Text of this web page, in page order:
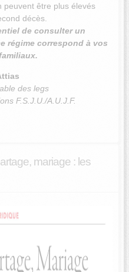
peuvent être plus élevés
décès.
de consulter un
régime correspond à vos
des legs
F.S.J.U./A.U.J.F.
mariage : les